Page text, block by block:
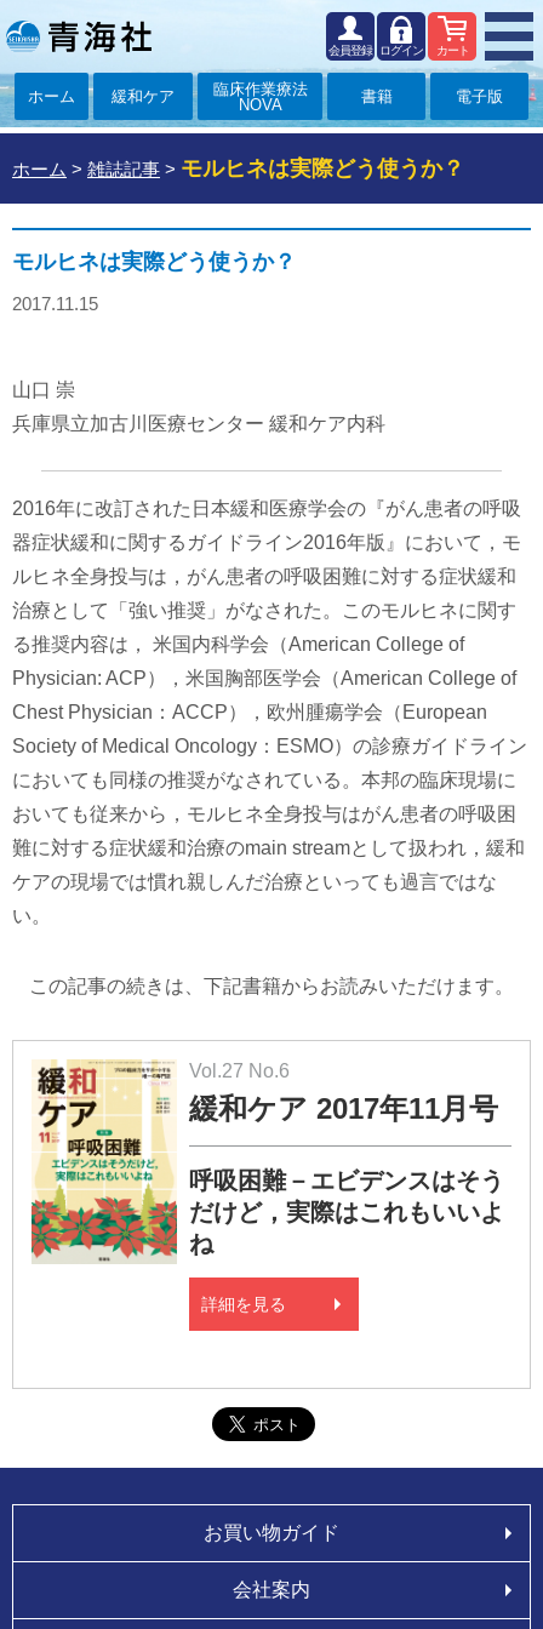
カート
ログイン
会員登録
ホーム 緩和ケア
臨床作業療法
NOVA
書籍 電子版
ホーム > 雑誌記事 > モルヒネは実際どう使うか？
モルヒネは実際どう使うか？
2017.11.15
山口 崇
兵庫県立加古川医療センター 緩和ケア内科
2016年に改訂された日本緩和医療学会の『がん患者の呼吸
器症状緩和に関するガイドライン2016年版』において，モ
ルヒネ全身投与は，がん患者の呼吸困難に対する症状緩和
治療として「強い推奨」がなされた。このモルヒネに関す
る推奨内容は， 米国内科学会（American College of
Physician: ACP），米国胸部医学会（American College of
Chest Physician：ACCP），欧州腫瘍学会（European
Society of Medical Oncology：ESMO）の診療ガイドライン
においても同様の推奨がなされている。本邦の臨床現場に
おいても従来から，モルヒネ全身投与はがん患者の呼吸困
難に対する症状緩和治療のmain streamとして扱われ，緩和
ケアの現場では慣れ親しんだ治療といっても過言ではな
い。
この記事の続きは、下記書籍からお読みいただけます。
Vol.27 No.6
緩和ケア 2017年11月号
呼吸困難－エビデンスはそう
だけど，実際はこれもいいよ
ね
詳細を見る
お買い物ガイド
会社案内